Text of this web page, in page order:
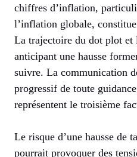
chiffres d’inflation,
l’inflation globale,
La trajectoire du dot plot et
anticipant une hausse
suivre. La communication
progressif de toute
représentent le troisième
Le risque d’une hausse de
pourrait provoquer des